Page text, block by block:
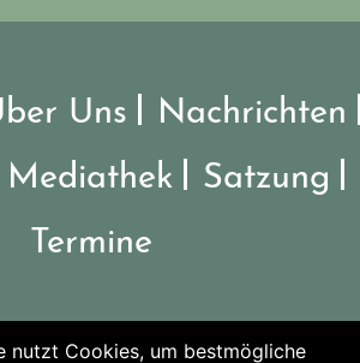
Uns
Nachrichten
Mediathek
Satzung
Termine
nutzt Cookies, um bestmögliche